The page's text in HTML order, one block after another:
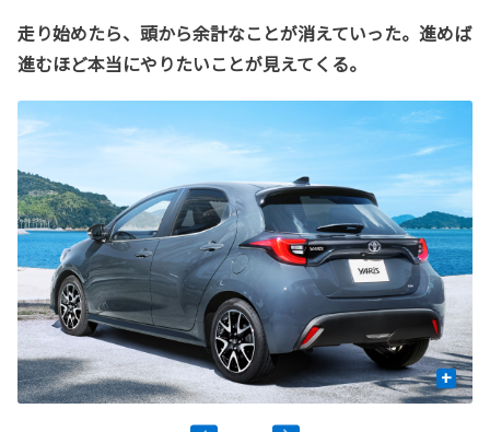
走り始めたら、頭から余計なことが消えていった。進めば
進むほど本当にやりたいことが見えてくる。
+